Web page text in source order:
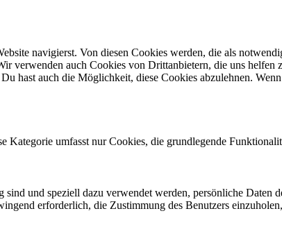
navigierst. Von diesen Cookies werden, die als
verwenden auch Cookies von Drittanbietern, die uns helfen
hast auch die Möglichkeit, diese Cookies abzulehnen.
umfasst nur Cookies, die grundlegende
und speziell dazu verwendet werden, persönliche Daten
erforderlich, die Zustimmung des Benutzers